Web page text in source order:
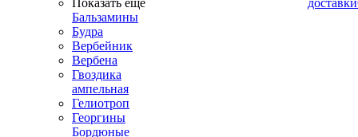
Показать еще
Бальзамины
Будра
Вербейник
Вербена
Гвоздика
ампельная
Гелиотроп
Георгины
Бордюные
доставки